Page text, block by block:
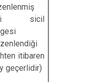
sicil
itibaren
geçerlidir)